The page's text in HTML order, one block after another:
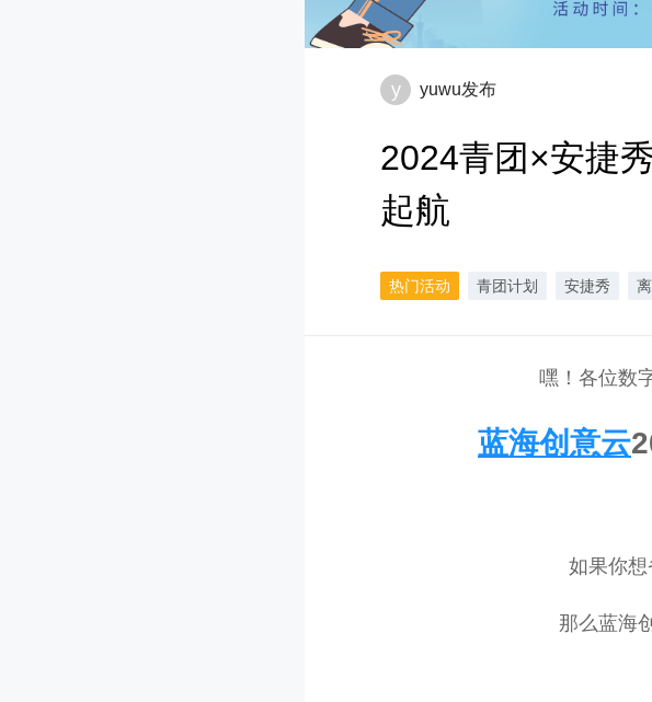
y yuwu发布
2024青团×安捷
起航
热门活动 青团计划 安捷秀
嘿！各位数
蓝海创意云
如果你
那么蓝海